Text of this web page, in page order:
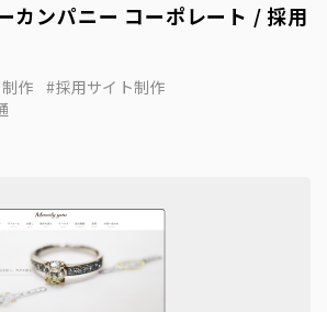
カンパニー コーポレート / 採用
作
採用サイト制作